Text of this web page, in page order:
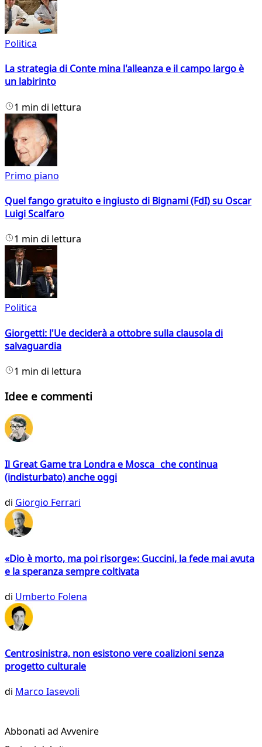
Politica
La strategia di Conte mina l'alleanza e il campo largo è
un labirinto
1 min di lettura
Primo piano
Quel fango gratuito e ingiusto di Bignami (FdI) su Oscar
Luigi Scalfaro
1 min di lettura
Politica
Giorgetti: l'Ue deciderà a ottobre sulla clausola di
salvaguardia
1 min di lettura
Idee e commenti
Il Great Game tra Londra e Mosca che continua
(indisturbato) anche oggi
di Giorgio Ferrari
«Dio è morto, ma poi risorge»: Guccini, la fede mai avuta
e la speranza sempre coltivata
di Umberto Folena
Centrosinistra, non esistono vere coalizioni senza
progetto culturale
di Marco Iasevoli
Abbonati ad Avvenire